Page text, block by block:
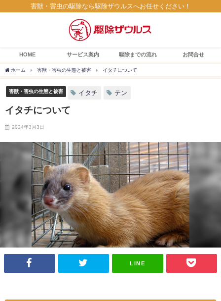
害獣・害虫の駆除なら駆除ザウルスへお任せください！
HOME サービス案内 駆除までの流れ お問合せ
ホーム 害獣・害虫の生態と被害 イタチについて
害獣・害虫の生態と被害 イタチ テン
イタチについて
2024年3月3日
LINE